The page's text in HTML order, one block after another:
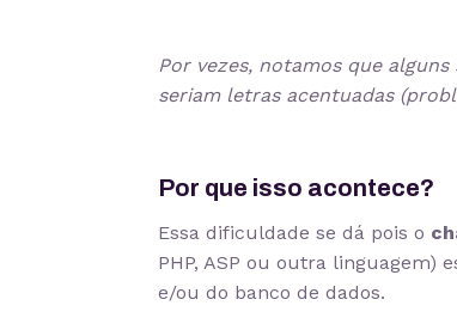
Por vezes, notamos que
seriam letras acentuadas
Por que isso acontece?
Essa dificuldade se dá pois o
PHP, ASP ou outra linguagem)
e/ou do banco de dados.